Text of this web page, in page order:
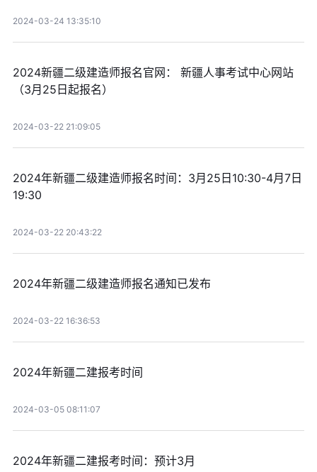
2024-03-24 13:35:10
2024新疆二级建造师报名官网： 新疆人事考试中心网站
（3月25日起报名）
2024-03-22 21:09:05
2024年新疆二级建造师报名时间：3月25日10:30-4月7日
19:30
2024-03-22 20:43:22
2024年新疆二级建造师报名通知已发布
2024-03-22 16:36:53
2024年新疆二建报考时间
2024-03-05 08:11:07
2024年新疆二建报考时间：预计3月